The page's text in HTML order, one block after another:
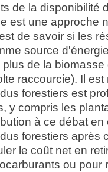
de la disponibilité
est une approche
de savoir si les
source
de la
raccourcie). Il
forestiers est
y compris les
à ce débat
forestiers après
le coût net en
ou pour